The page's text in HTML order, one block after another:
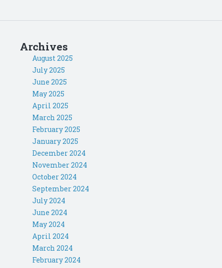
Archives
August 2025
July 2025
June 2025
May 2025
April 2025
March 2025
February 2025
January 2025
December 2024
November 2024
October 2024
September 2024
July 2024
June 2024
May 2024
April 2024
March 2024
February 2024